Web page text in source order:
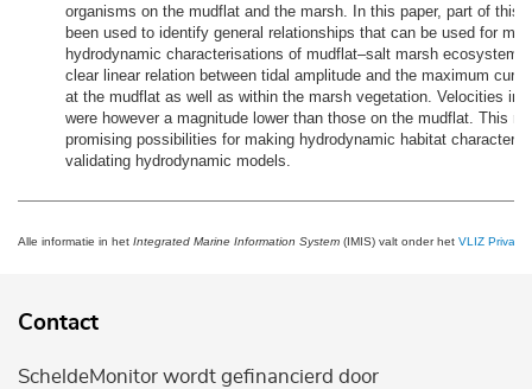
organisms on the mudflat and the marsh. In this paper, part of this
been used to identify general relationships that can be used for
hydrodynamic characterisations of mudflat–salt marsh
clear linear relation between tidal amplitude and the maximum
at the mudflat as well as within the marsh vegetation. Velocities in
were however a magnitude lower than those on the mudflat. This
promising possibilities for making hydrodynamic habitat
validating hydrodynamic models.
Alle informatie in het Integrated Marine Information System (IMIS) valt onder het VLIZ Privacy
Contact
ScheldeMonitor wordt gefinancierd door